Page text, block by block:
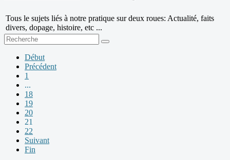
Tous le sujets liés à notre pratique sur deux roues: Actualité, faits
divers, dopage, histoire, etc ...
Début
Précédent
1
...
18
19
20
21
22
Suivant
Fin